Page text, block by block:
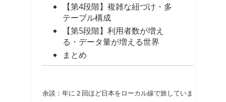
【第4段階】複雑な紐づけ・多
テーブル構成
【第5段階】利用者数が増え
る・データ量が増える世界
まとめ
余談：年に２回ほど日本をローカル線で旅していま